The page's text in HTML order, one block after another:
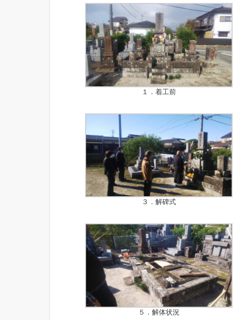
１．着工前
３．解碑式
５．解体状況